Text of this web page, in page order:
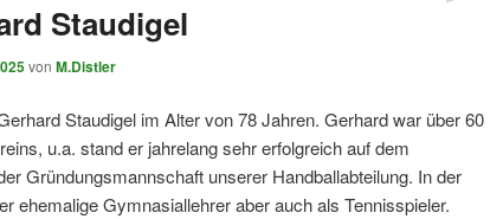
Staudigel
von M.Distler
Staudigel im Alter von 78 Jahren. Gerhard war über 60
u.a. stand er jahrelang sehr erfolgreich auf dem
Gründungsmannschaft unserer Handballabteilung. In der
ehemalige Gymnasiallehrer aber auch als Tennisspieler.